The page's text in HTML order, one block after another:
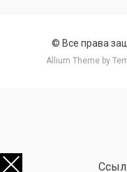
© Все права
Allium Theme by